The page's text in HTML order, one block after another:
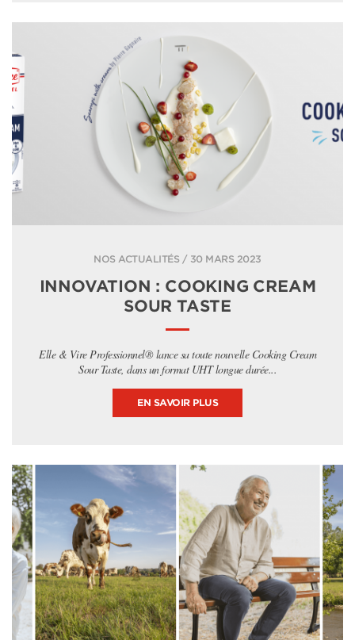
NOS ACTUALITÉS / 30 MARS 2023
INNOVATION : COOKING CREAM
SOUR TASTE
Elle & Vire Professionnel® lance sa toute nouvelle Cooking Cream
Sour Taste, dans un format UHT longue durée...
EN SAVOIR PLUS